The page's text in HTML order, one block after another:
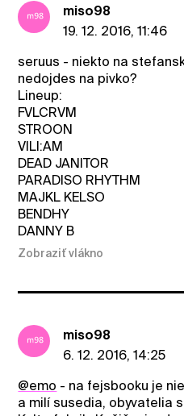
miso98
19. 12. 2016, 11:46
seruus - niekto na
nedojdes na pivko?
Lineup:
FVLCRVM
STROON
VILI:AM
DEAD JANITOR
PARADISO RHYTHM
MAJKL KELSO
BENDHY
DANNY B
Zobraziť vlákno
miso98
6. 12. 2016, 14:25
@emo - na fejsbooku je
a milí susedia, obyvatelia